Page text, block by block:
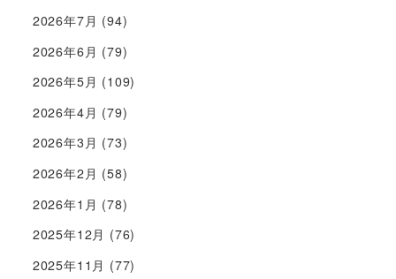
2026年7月 (94)
2026年6月 (79)
2026年5月 (109)
2026年4月 (79)
2026年3月 (73)
2026年2月 (58)
2026年1月 (78)
2025年12月 (76)
2025年11月 (77)